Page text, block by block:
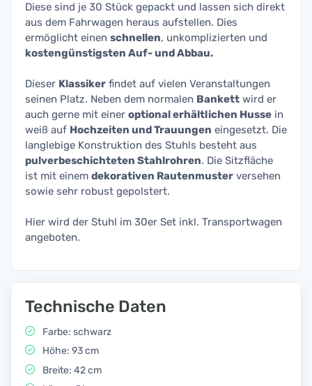
Diese sind je 30 Stück gepackt und lassen sich direkt
aus dem Fahrwagen heraus aufstellen. Dies
ermöglicht einen schnellen, unkomplizierten und
kostengünstigsten Auf- und Abbau.
Dieser Klassiker findet auf vielen Veranstaltungen
seinen Platz. Neben dem normalen Bankett wird er
auch gerne mit einer optional erhältlichen Husse in
weiß auf Hochzeiten und Trauungen eingesetzt. Die
langlebige Konstruktion des Stuhls besteht aus
pulverbeschichteten Stahlrohren. Die Sitzfläche
ist mit einem dekorativen Rautenmuster versehen
sowie sehr robust gepolstert.
Hier wird der Stuhl im 30er Set inkl. Transportwagen
angeboten.
Technische Daten
Farbe: schwarz
Höhe: 93 cm
Breite: 42 cm